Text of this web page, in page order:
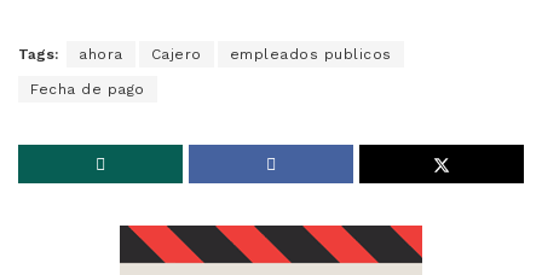
Tags: ahora Cajero empleados publicos
Fecha de pago